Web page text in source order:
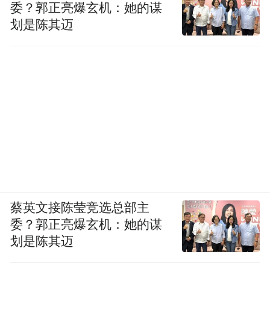
委？郭正亮爆玄机：她的谋
划是陈其迈
蔡英文接陈莹竞选总部主
委？郭正亮爆玄机：她的谋
划是陈其迈